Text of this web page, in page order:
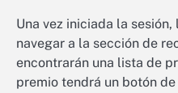
Una vez iniciada la
navegar a la sección de
encontrarán una lista de
premio tendrá un botón